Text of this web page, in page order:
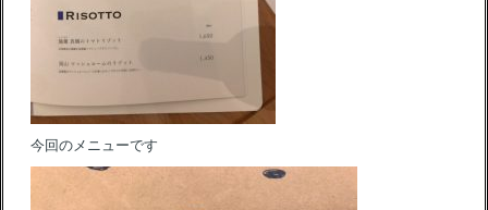
今回のメニューです